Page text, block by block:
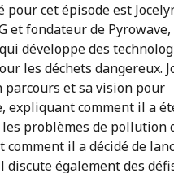
pour cet épisode est
et fondateur de
développe des
les déchets dangereux.
parcours et sa vision pour
expliquant comment il a
problèmes de pollution
comment il a décidé de
discute également des